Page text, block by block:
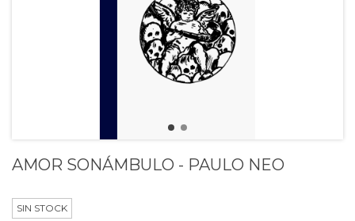
AMOR SONÁMBULO - PAULO NEO
SIN STOCK